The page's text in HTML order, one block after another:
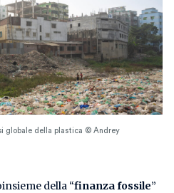
globale della plastica © Andrey
della “finanza fossile”